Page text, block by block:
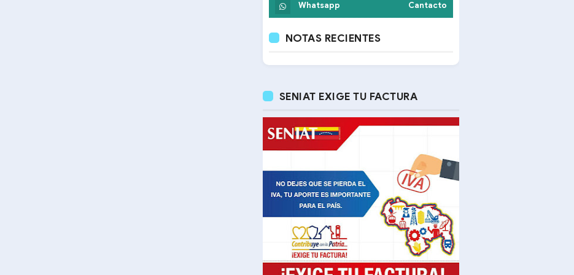
Whatsapp Cantacto
NOTAS RECIENTES
SENIAT EXIGE TU FACTURA